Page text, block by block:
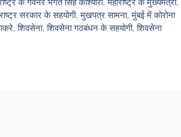
के गवर्नर भगत सिंह कोश्यारी,महाराष्ट्र के मुख्यमंत्री,
सरकार के सहयोगी,मुखपत्र सामना,मुंबई में कोरोना
,शिवसेना,शिवसेना गठबंधन के सहयोगी,शिवसेना